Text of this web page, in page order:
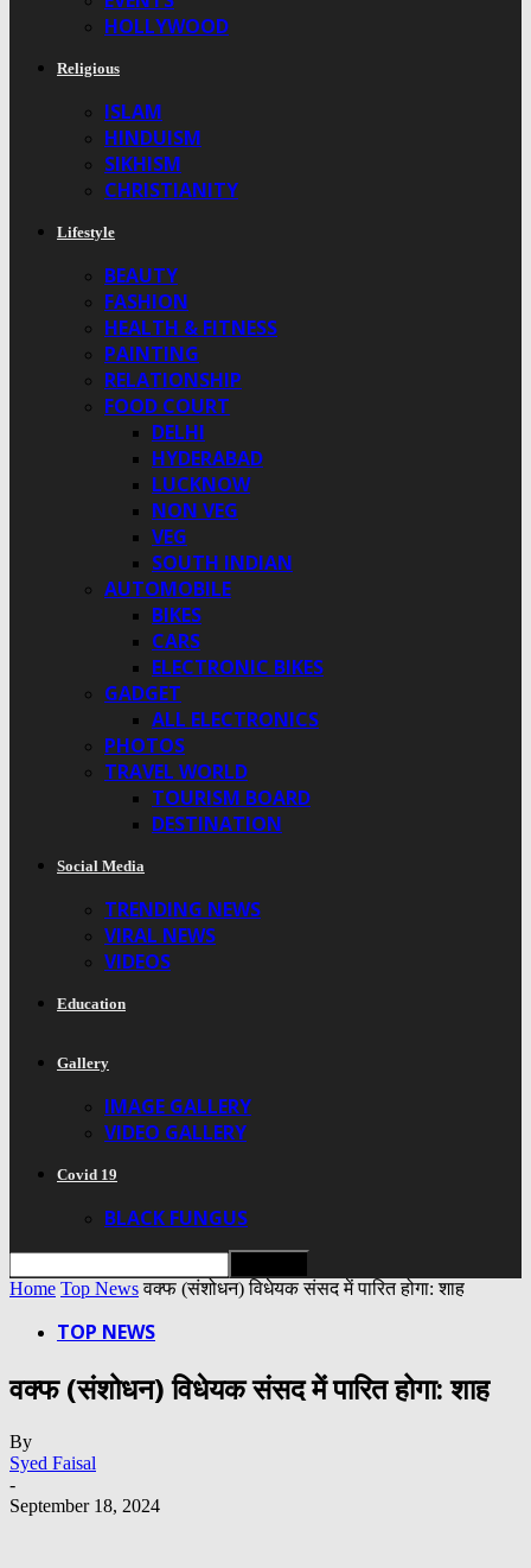
HOLLYWOOD
Religious
ISLAM
HINDUISM
SIKHISM
CHRISTIANITY
Lifestyle
BEAUTY
FASHION
HEALTH & FITNESS
PAINTING
RELATIONSHIP
FOOD COURT
DELHI
HYDERABAD
LUCKNOW
NON VEG
VEG
SOUTH INDIAN
AUTOMOBILE
BIKES
CARS
ELECTRONIC BIKES
GADGET
ALL ELECTRONICS
PHOTOS
TRAVEL WORLD
TOURISM BOARD
DESTINATION
Social Media
TRENDING NEWS
VIRAL NEWS
VIDEOS
Education
Gallery
IMAGE GALLERY
VIDEO GALLERY
Covid 19
BLACK FUNGUS
Home Top News वक्फ (संशोधन) विधेयक संसद में पारित होगा: शाह
TOP NEWS
वक्फ (संशोधन) विधेयक संसद में पारित होगा: शाह
By
Syed Faisal
-
September 18, 2024